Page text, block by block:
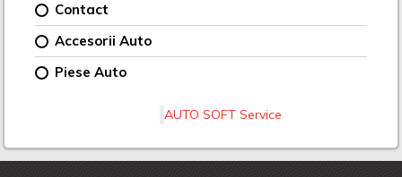
Contact
Accesorii Auto
Piese Auto
AUTO SOFT Service